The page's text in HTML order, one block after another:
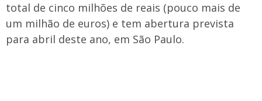
total de cinco milhões de reais (pouco mais de
um milhão de euros) e tem abertura prevista
para abril deste ano, em São Paulo.